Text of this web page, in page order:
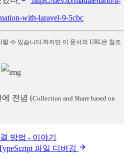
with-laravel-9-5cbc
수 있습니다.하지만 이 문서의 URL은 참조
전념 (Collection and Share based on
방법 - 이야기
파일 디버깅